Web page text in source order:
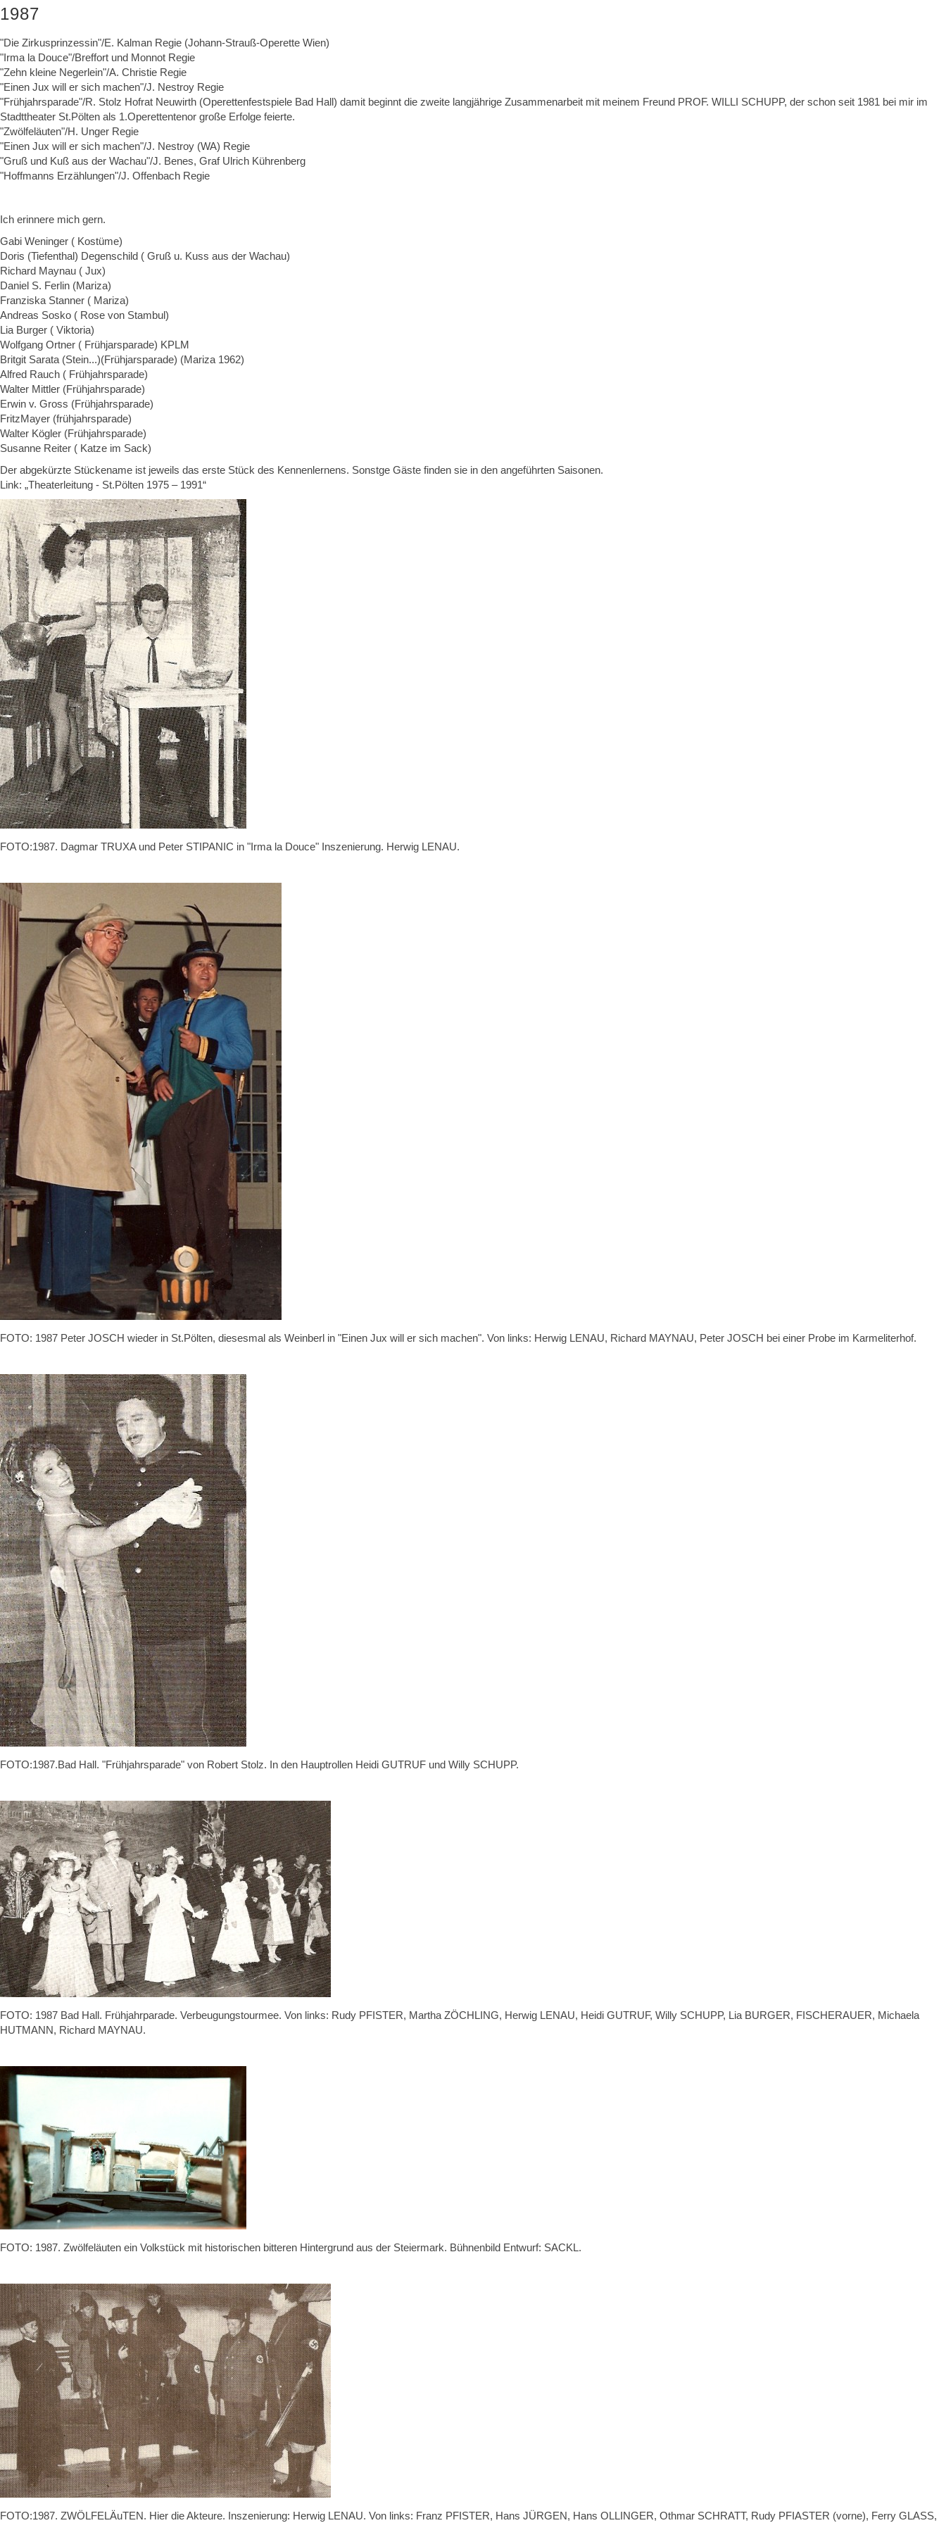
1987
"Die Zirkusprinzessin"/E. Kalman Regie (Johann-Strauß-Operette Wien)
"Irma la Douce"/Breffort und Monnot Regie
"Zehn kleine Negerlein"/A. Christie Regie
"Einen Jux will er sich machen"/J. Nestroy Regie
"Frühjahrsparade"/R. Stolz Hofrat Neuwirth (Operettenfestspiele Bad Hall) damit beginnt die zweite langjährige Zusammenarbeit mit meinem Freund PROF. WILLI SCHUPP, der schon seit 1981 bei mir im
Stadttheater St.Pölten als 1.Operettentenor große Erfolge feierte.
"Zwölfeläuten"/H. Unger Regie
"Einen Jux will er sich machen"/J. Nestroy (WA) Regie
"Gruß und Kuß aus der Wachau"/J. Benes, Graf Ulrich Kührenberg
"Hoffmanns Erzählungen"/J. Offenbach Regie
Ich erinnere mich gern.
Gabi Weninger ( Kostüme)
Doris (Tiefenthal) Degenschild ( Gruß u. Kuss aus der Wachau)
Richard Maynau ( Jux)
Daniel S. Ferlin (Mariza)
Franziska Stanner ( Mariza)
Andreas Sosko ( Rose von Stambul)
Lia Burger ( Viktoria)
Wolfgang Ortner ( Frühjarsparade) KPLM
Britgit Sarata (Stein...)(Frühjarsparade) (Mariza 1962)
Alfred Rauch ( Frühjahrsparade)
Walter Mittler (Frühjahrsparade)
Erwin v. Gross (Frühjahrsparade)
FritzMayer (frühjahrsparade)
Walter Kögler (Frühjahrsparade)
Susanne Reiter ( Katze im Sack)
Der abgekürzte Stückename ist jeweils das erste Stück des Kennenlernens. Sonstge Gäste finden sie in den angeführten Saisonen.
Link: „Theaterleitung - St.Pölten 1975 – 1991“
FOTO:1987. Dagmar TRUXA und Peter STIPANIC in "Irma la Douce" Inszenierung. Herwig LENAU.
FOTO: 1987 Peter JOSCH wieder in St.Pölten, diesesmal als Weinberl in "Einen Jux will er sich machen". Von links: Herwig LENAU, Richard MAYNAU, Peter JOSCH bei einer Probe im Karmeliterhof.
FOTO:1987.Bad Hall. "Frühjahrsparade" von Robert Stolz. In den Hauptrollen Heidi GUTRUF und Willy SCHUPP.
FOTO: 1987 Bad Hall. Frühjahrparade. Verbeugungstourmee. Von links: Rudy PFISTER, Martha ZÖCHLING, Herwig LENAU, Heidi GUTRUF, Willy SCHUPP, Lia BURGER, FISCHERAUER, Michaela
HUTMANN, Richard MAYNAU.
FOTO: 1987. Zwölfeläuten ein Volkstück mit historischen bitteren Hintergrund aus der Steiermark. Bühnenbild Entwurf: SACKL.
FOTO:1987. ZWÖLFELÄuTEN. Hier die Akteure. Inszenierung: Herwig LENAU. Von links: Franz PFISTER, Hans JÜRGEN, Hans OLLINGER, Othmar SCHRATT, Rudy PFIASTER (vorne), Ferry GLASS,